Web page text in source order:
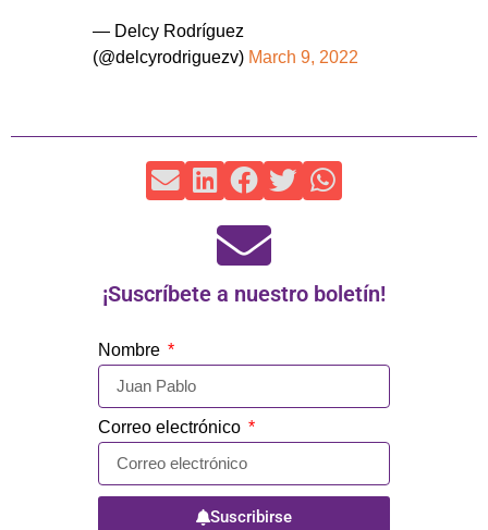
— Delcy Rodríguez
(@delcyrodriguezv) March 9, 2022
¡Suscríbete a nuestro boletín!
Nombre
Correo electrónico
Suscribirse